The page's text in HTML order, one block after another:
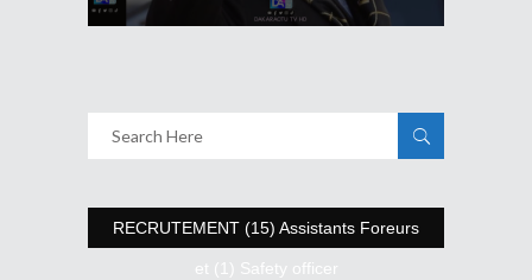
RECRUTEMENT (15) Assistants Foreurs
et (1) Safety officer